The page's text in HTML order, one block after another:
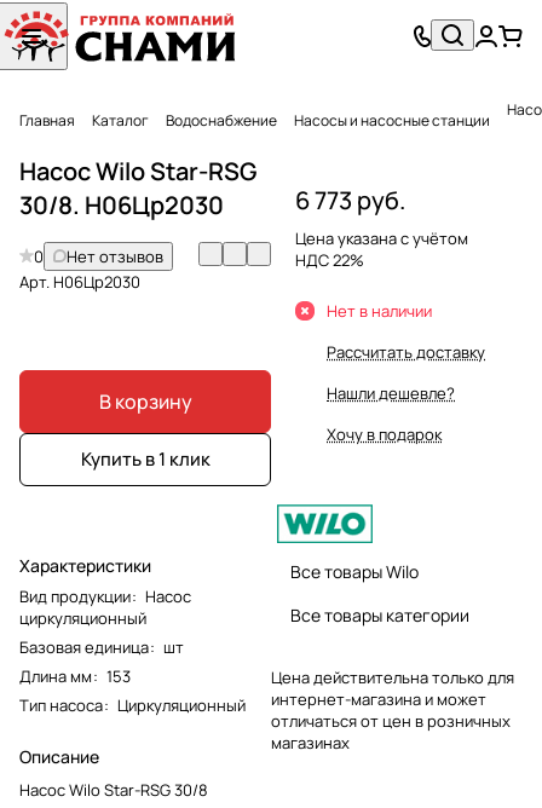
Главная Каталог Водоснабжение Насосы и насосные станции
Насос Wilo Star-RSG
30/8. Н06Цр2030
0
Нет отзывов
Арт.Н06Цр2030
В корзину
Купить в 1 клик
Характеристики
Вид продукции: Насос
циркуляционный
Базовая единица: шт
Длина мм: 153
Тип насоса: Циркуляционный
Описание
Насос Wilo Star-RSG 30/8
6 773 руб.
Цена указана с учётом
НДС 22%
Нет в наличии
Рассчитать доставку
Нашли дешевле?
Хочу в подарок
Все товары Wilo
Все товары категории
Цена действительна только для
интернет-магазина и может
отличаться от цен в розничных
магазинах